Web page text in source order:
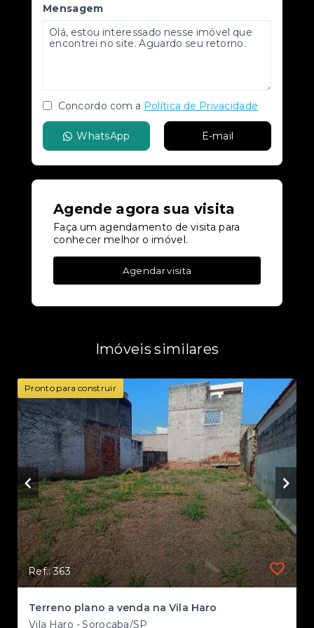
Mensagem
Concordo com a Política de Privacidade
WhatsApp E-mail
Agende agora sua visita
Faça um agendamento de visita para
conhecer melhor o imóvel.
Agendar visita
Imóveis similares
Pronto para construir
Ref.: 363
Terreno plano a venda na Vila Haro
Vila Haro - Sorocaba/SP